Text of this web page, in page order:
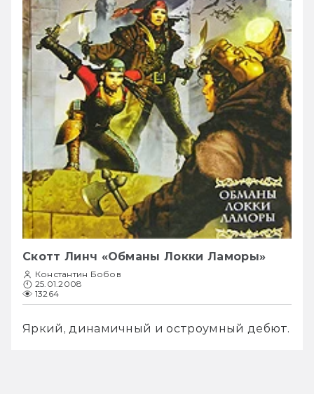
Скотт Линч «Обманы Локки Ламоры»
Константин Бобов
25.01.2008
13264
Яркий, динамичный и остроумный дебют.